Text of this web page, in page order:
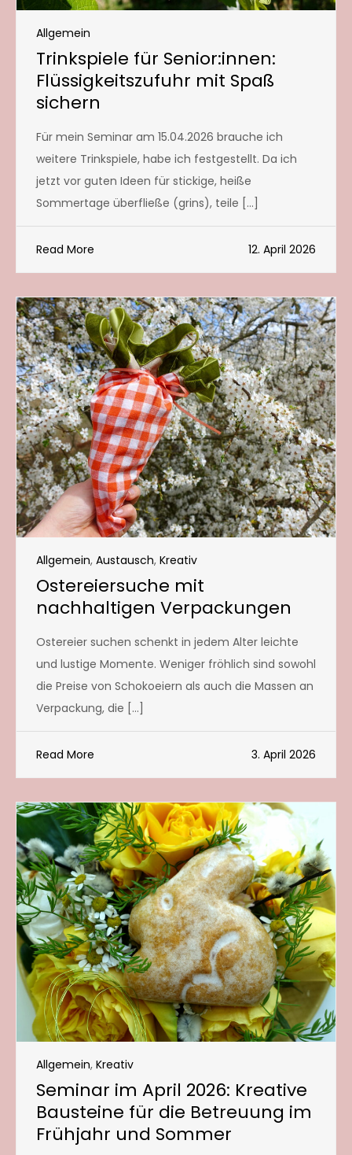
Allgemein
Trinkspiele für Senior:innen:
Flüssigkeitszufuhr mit Spaß
sichern
Für mein Seminar am 15.04.2026 brauche ich
weitere Trinkspiele, habe ich festgestellt. Da ich
jetzt vor guten Ideen für stickige, heiße
Sommertage überfließe (grins), teile […]
Read More 12. April 2026
Allgemein, Austausch, Kreativ
Ostereiersuche mit
nachhaltigen Verpackungen
Ostereier suchen schenkt in jedem Alter leichte
und lustige Momente. Weniger fröhlich sind sowohl
die Preise von Schokoeiern als auch die Massen an
Verpackung, die […]
Read More 3. April 2026
Allgemein, Kreativ
Seminar im April 2026: Kreative
Bausteine für die Betreuung im
Frühjahr und Sommer